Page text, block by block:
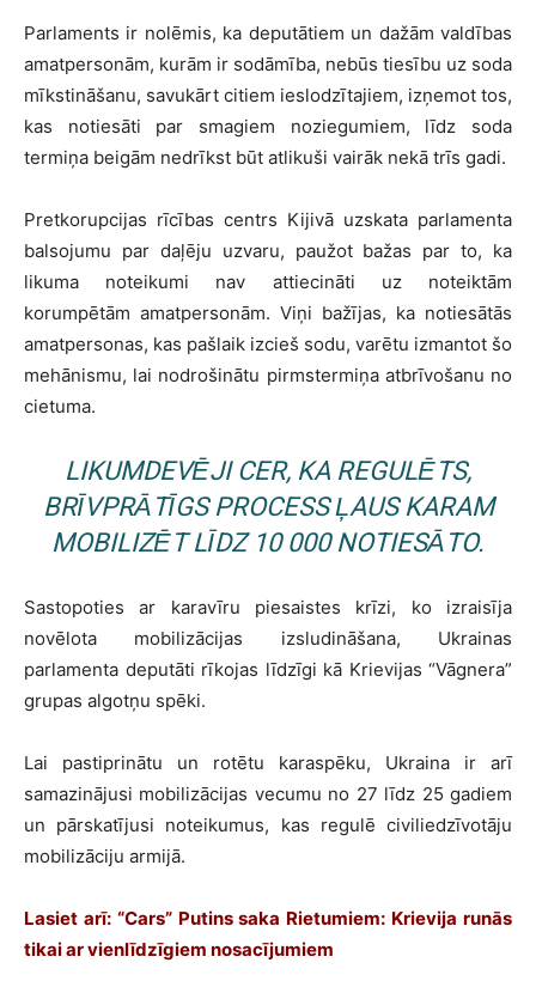
Parlaments ir nolēmis, ka deputātiem un dažām valdības
amatpersonām, kurām ir sodāmība, nebūs tiesību uz soda
mīkstināšanu, savukārt citiem ieslodzītajiem, izņemot tos,
kas notiesāti par smagiem noziegumiem, līdz soda
termiņa beigām nedrīkst būt atlikuši vairāk nekā trīs gadi.
Pretkorupcijas rīcības centrs Kijivā uzskata parlamenta
balsojumu par daļēju uzvaru, paužot bažas par to, ka
likuma noteikumi nav attiecināti uz noteiktām
korumpētām amatpersonām. Viņi bažījas, ka notiesātās
amatpersonas, kas pašlaik izcieš sodu, varētu izmantot šo
mehānismu, lai nodrošinātu pirmstermiņa atbrīvošanu no
cietuma.
LIKUMDEVĒJI CER, KA REGULĒTS,
BRĪVPRĀTĪGS PROCESS ĻAUS KARAM
MOBILIZĒT LĪDZ 10 000 NOTIESĀTO.
Sastopoties ar karavīru piesaistes krīzi, ko izraisīja
novēlota mobilizācijas izsludināšana, Ukrainas
parlamenta deputāti rīkojas līdzīgi kā Krievijas “Vāgnera”
grupas algotņu spēki.
Lai pastiprinātu un rotētu karaspēku, Ukraina ir arī
samazinājusi mobilizācijas vecumu no 27 līdz 25 gadiem
un pārskatījusi noteikumus, kas regulē civiliedzīvotāju
mobilizāciju armijā.
Lasiet arī: “Cars” Putins saka Rietumiem: Krievija runās
tikai ar vienlīdzīgiem nosacījumiem